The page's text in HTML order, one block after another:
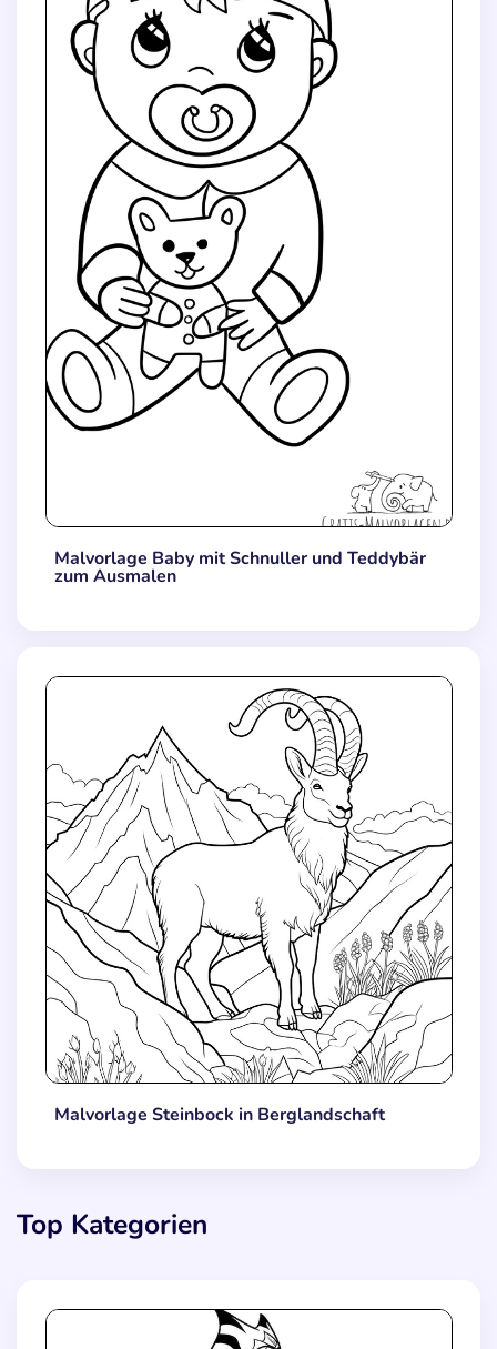
Malvorlage Baby mit Schnuller und Teddybär
zum Ausmalen
Malvorlage Steinbock in Berglandschaft
Top Kategorien